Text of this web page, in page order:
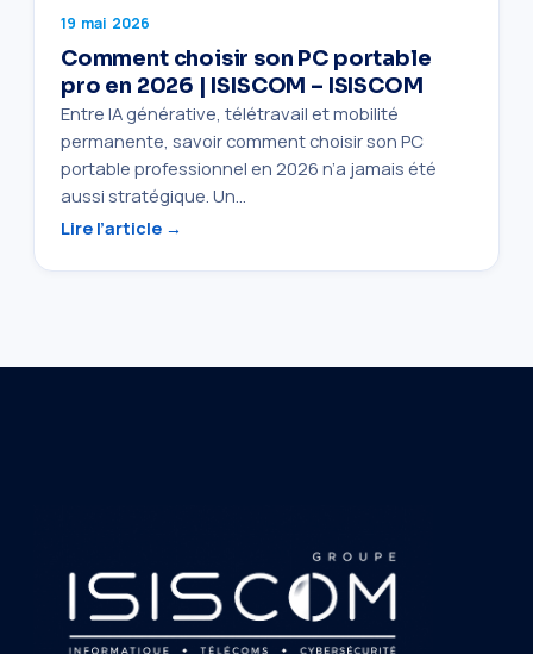
19 mai 2026
Comment choisir son PC portable
pro en 2026 | ISISCOM – ISISCOM
Entre IA générative, télétravail et mobilité
permanente, savoir comment choisir son PC
portable professionnel en 2026 n’a jamais été
aussi stratégique. Un…
Lire l’article →